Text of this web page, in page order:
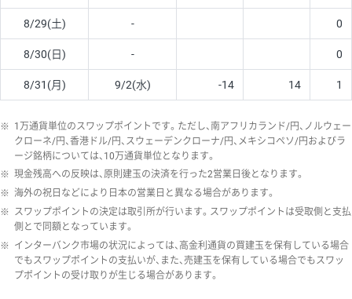
8/29(土) - 0
8/30(日) - 0
8/31(月) 9/2(水) -14 14 1
※ 1万通貨単位のスワップポイントです。ただし、南アフリカランド/円、ノルウェー
クローネ/円、香港ドル/円、スウェーデンクローナ/円、メキシコペソ/円およびラ
ージ銘柄については、10万通貨単位となります。
※ 現金残高への反映は、原則建玉の決済を行った2営業日後となります。
※ 海外の祝日などにより日本の営業日と異なる場合があります。
※ スワップポイントの決定は取引所が行います。スワップポイントは受取側と支払
側とで同額となっています。
※ インターバンク市場の状況によっては、高金利通貨の買建玉を保有している場合
でもスワップポイントの支払いが、また、売建玉を保有している場合でもスワッ
プポイントの受け取りが生じる場合があります。